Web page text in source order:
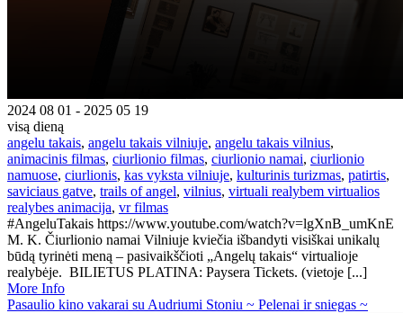
2024 08 01 - 2025 05 19
visą dieną
angelu takais, angelu takais vilniuje, angelu takais vilnius,
animacinis filmas, ciurlionio filmas, ciurlionio namai, ciurlionio
namuose, ciurlionis, kas vyksta vilniuje, kulturinis turizmas, patirtis,
saviciaus gatve, trails of angel, vilnius, virtuali realybem virtualios
realybes animacija, vr filmas
#AngeluTakais https://www.youtube.com/watch?v=lgXnB_umKnE
M. K. Čiurlionio namai Vilniuje kviečia išbandyti visiškai unikalų
būdą tyrinėti meną – pasivaikščioti „Angelų takais“ virtualioje
realybėje. BILIETUS PLATINA: Paysera Tickets. (vietoje [...]
More Info
Pasaulio kino vakarai su Audriumi Stoniu ~ Pelenai ir sniegas ~